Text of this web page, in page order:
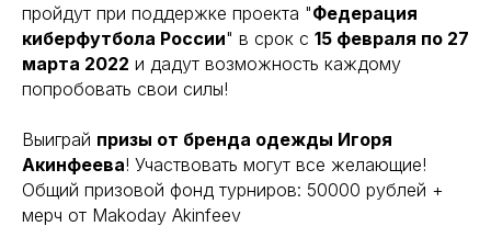
пройдут при поддержке проекта "Федерация
киберфутбола России" в срок с 15 февраля по 27
марта 2022 и дадут возможность каждому
попробовать свои силы!
Выиграй призы от бренда одежды Игоря
Акинфеева! Участвовать могут все желающие!
Общий призовой фонд турниров: 50000 рублей +
мерч от Makoday Akinfeev